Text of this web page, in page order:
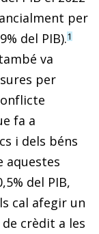
per
del PIB).1
va
per
fa a
i dels béns
aquestes
del PIB,
cal afegir un
crèdit a les